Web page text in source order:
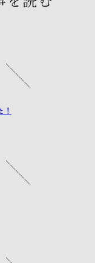
！